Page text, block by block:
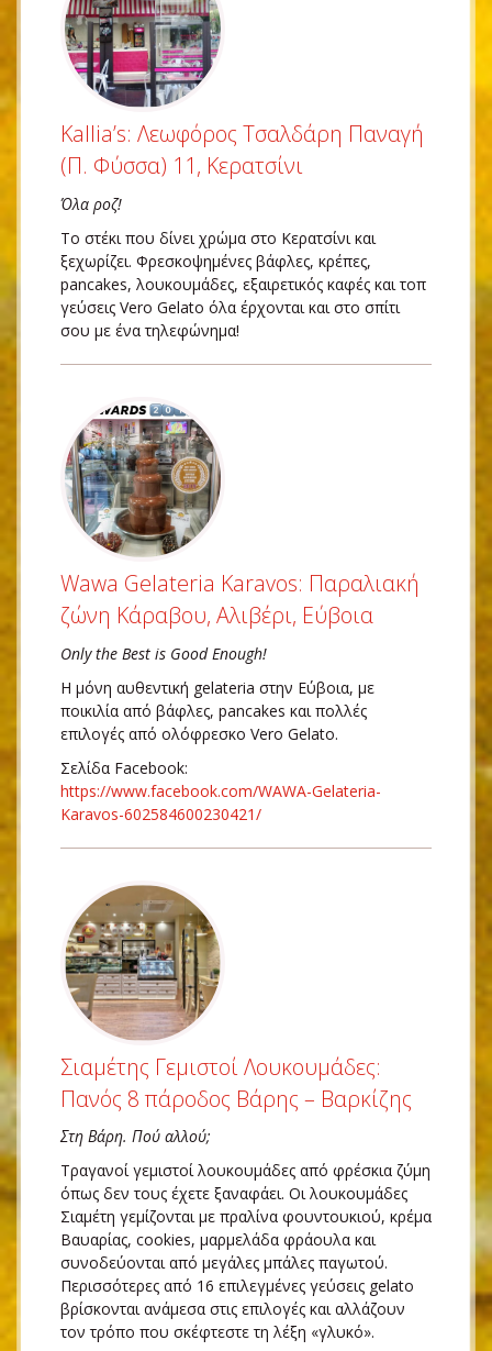
Kallia’s: Λεωφόρος Τσαλδάρη Παναγή
(Π. Φύσσα) 11, Κερατσίνι
Όλα ροζ!
Το στέκι που δίνει χρώμα στο Κερατσίνι και
ξεχωρίζει. Φρεσκοψημένες βάφλες, κρέπες,
pancakes, λουκουμάδες, εξαιρετικός καφές και τοπ
γεύσεις Vero Gelato όλα έρχονται και στο σπίτι
σου με ένα τηλεφώνημα!
Wawa Gelateria Karavos: Παραλιακή
ζώνη Κάραβου, Αλιβέρι, Εύβοια
Only the Best is Good Enough!
Η μόνη αυθεντική gelateria στην Εύβοια, με
ποικιλία από βάφλες, pancakes και πολλές
επιλογές από ολόφρεσκο Vero Gelato.
Σελίδα Facebook:
https://www.facebook.com/WAWA-Gelateria-
Karavos-602584600230421/
Σιαμέτης Γεμιστοί Λουκουμάδες:
Πανός 8 πάροδος Βάρης – Βαρκίζης
Στη Βάρη. Πού αλλού;
Τραγανοί γεμιστοί λουκουμάδες από φρέσκια ζύμη
όπως δεν τους έχετε ξαναφάει. Οι λουκουμάδες
Σιαμέτη γεμίζονται με πραλίνα φουντουκιού, κρέμα
Βαυαρίας, cookies, μαρμελάδα φράουλα και
συνοδεύονται από μεγάλες μπάλες παγωτού.
Περισσότερες από 16 επιλεγμένες γεύσεις gelato
βρίσκονται ανάμεσα στις επιλογές και αλλάζουν
τον τρόπο που σκέφτεστε τη λέξη «γλυκό».